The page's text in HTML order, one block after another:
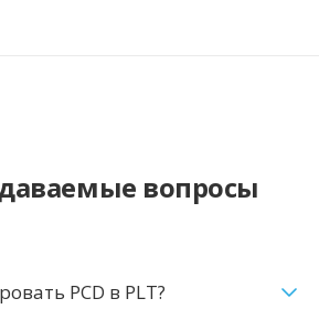
вопросы
PCD в PLT?